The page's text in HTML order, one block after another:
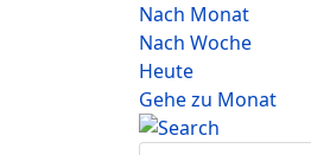
Nach Monat
Nach Woche
Heute
Gehe zu Monat